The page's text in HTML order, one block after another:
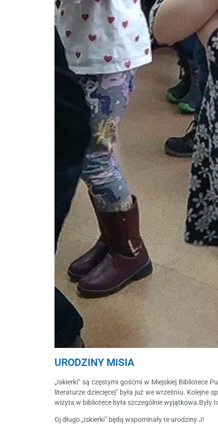
URODZINY MISIA
„Iskierki” są częstymi gośćmi w Miejskiej Bibliotece
literaturze dziecięcej” była już we wrześniu.
wizyta w bibliotece była szczególnie wyjątkowa.Były
Oj długo „Iskierki” będą wspominały te urodziny J!